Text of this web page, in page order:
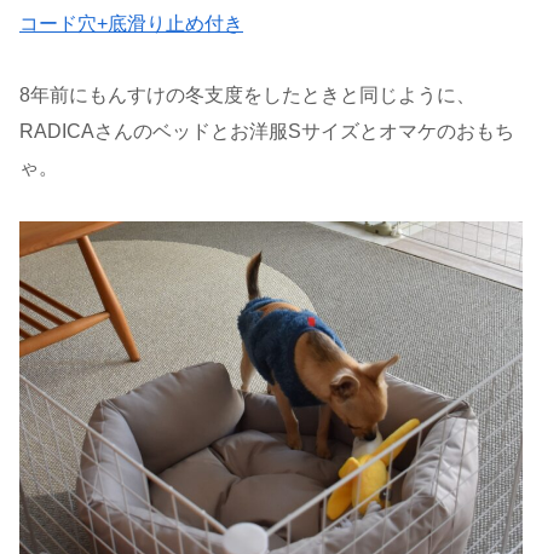
コード穴+底滑り止め付き
8年前にもんすけの冬支度をしたときと同じように、
RADICAさんのベッドとお洋服Sサイズとオマケのおもち
ゃ。